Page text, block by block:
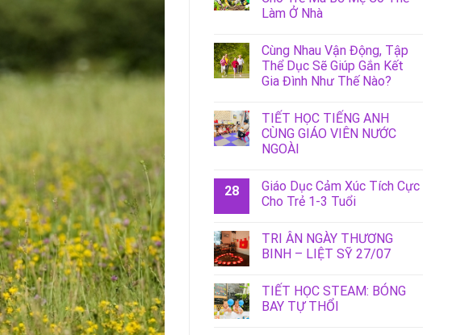
Làm Ở Nhà
Cùng Nhau Vận Động, Tập
Thể Dục Sẽ Giúp Gắn Kết
Gia Đình Như Thế Nào?
TIẾT HỌC TIẾNG ANH
CÙNG GIÁO VIÊN NƯỚC
NGOÀI
28
Giáo Dục Cảm Xúc Tích Cực
Cho Trẻ 1-3 Tuổi
TRI ÂN NGÀY THƯƠNG
BINH – LIỆT SỸ 27/07
TIẾT HỌC STEAM: BÓNG
BAY TỰ THỔI